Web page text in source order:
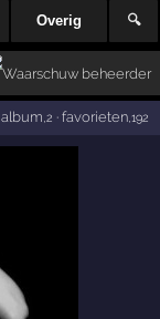
Overig 🔍
album ,2 · favorieten,192